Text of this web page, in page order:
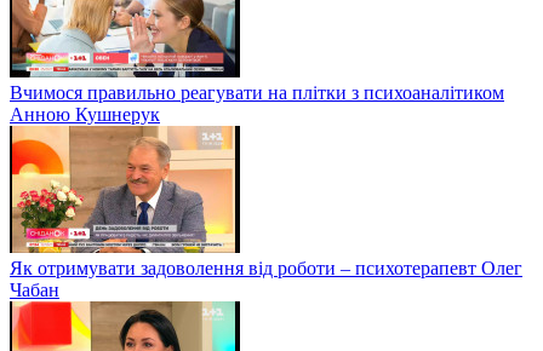
Вчимося правильно реагувати на плітки з психоаналітиком
Анною Кушнерук
Як отримувати задоволення від роботи – психотерапевт Олег
Чабан